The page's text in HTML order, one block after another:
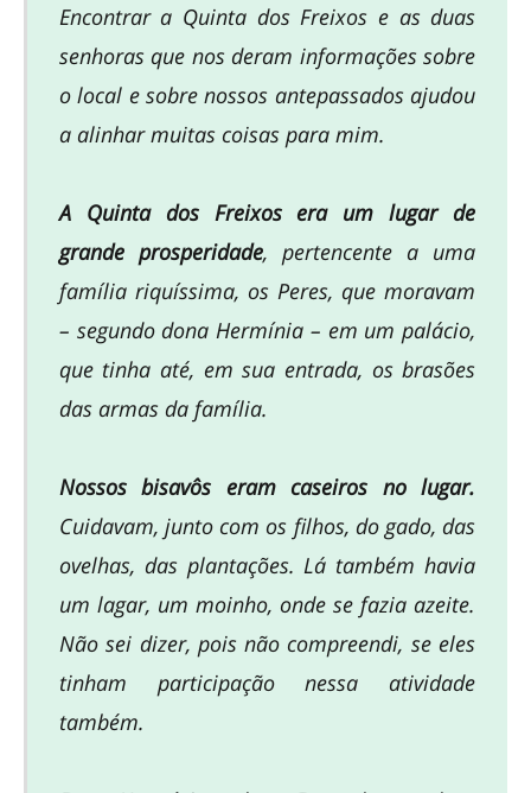
Encontrar a Quinta dos Freixos e as duas
senhoras que nos deram informações sobre
o local e sobre nossos antepassados ajudou
a alinhar muitas coisas para mim.
A Quinta dos Freixos era um lugar de
grande prosperidade, pertencente a uma
família riquíssima, os Peres, que moravam
– segundo dona Hermínia – em um palácio,
que tinha até, em sua entrada, os brasões
das armas da família.
Nossos bisavôs eram caseiros no lugar.
Cuidavam, junto com os filhos, do gado, das
ovelhas, das plantações. Lá também havia
um lagar, um moinho, onde se fazia azeite.
Não sei dizer, pois não compreendi, se eles
tinham participação nessa atividade
também.